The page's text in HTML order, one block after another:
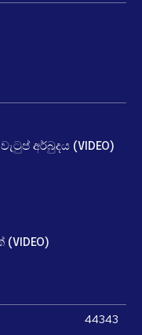
අර්බුදය (VIDEO)
44343